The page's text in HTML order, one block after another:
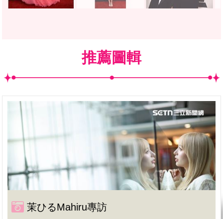
推薦圖輯
茉ひるMahiru專訪